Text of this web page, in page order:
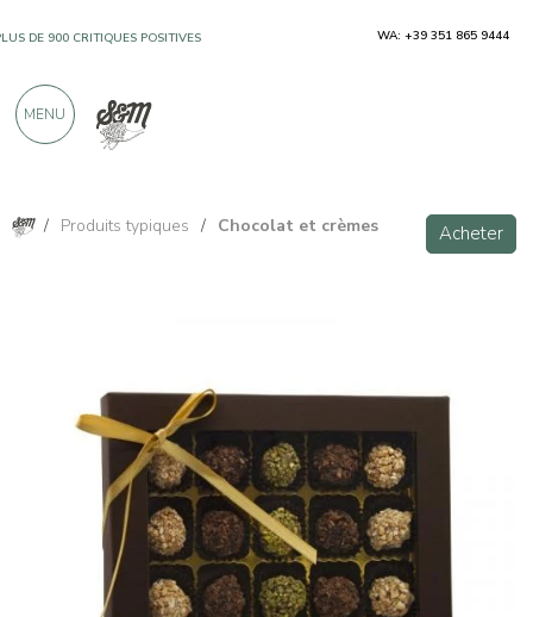
/ Produits typiques / Chocolat et crèmes Acheter
DE 900 CRITIQUES POSITIVES WA: +39 351 865 9444
MENU